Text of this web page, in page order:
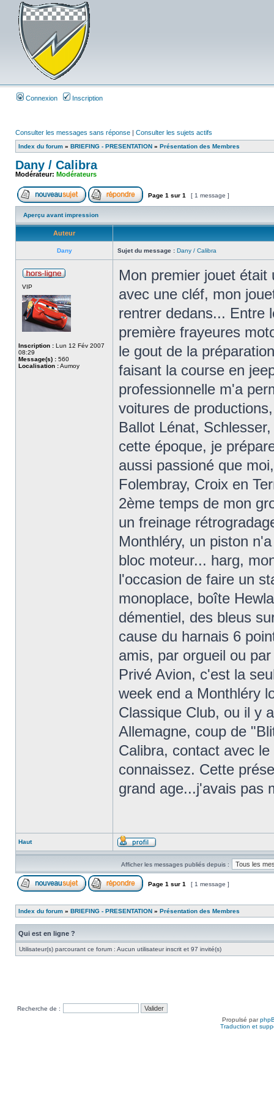
Connexion Inscription
Consulter les messages sans réponse | Consulter les sujets actifs
Index du forum » BRIEFING - PRESENTATION » Présentation des Membres
Dany / Calibra
Modérateur: Modérateurs
Page 1 sur 1 [ 1 message ]
Aperçu avant impression
Auteur
Dany Sujet du message : Dany / Calibra
VIP
Inscription : Lun 12 Fév 2007
08:29
Message(s) : 560
Localisation :Aumoy
Mon premier jouet
avec une cléf, mon
rentrer dedans... Entre
première frayeures
le gout de la
faisant la course en
professionnelle m'a
voitures de
Ballot Lénat,
cette époque, je
aussi passioné que
Folembray, Croix en
2ème temps de mon
un freinage
Monthléry, un piston
bloc moteur... harg,
l'occasion de faire un
monoplace, boîte
démentiel, des bleus
cause du harnais 6
amis, par orgueil ou
Privé Avion, c'est la
week end a Monthléry
Classique Club, ou il y
Allemagne, coup de
Calibra, contact avec
connaissez. Cette
grand age...j'avais pas
Haut
Afficher les messages publiés depuis :
Page 1 sur 1 [ 1 message ]
Index du forum » BRIEFING - PRESENTATION » Présentation des Membres
Qui est en ligne ?
Utilisateur(s) parcourant ce forum : Aucun utilisateur inscrit et 97 invité(s)
Recherche de :
Propulsé par
Traduction et